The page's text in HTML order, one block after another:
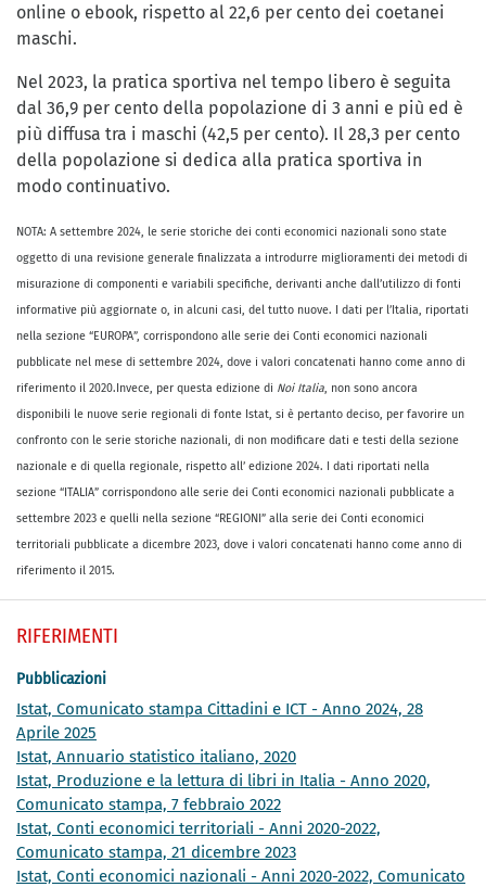
online o ebook, rispetto al 22,6 per cento dei coetanei
maschi.
Nel 2023, la pratica sportiva nel tempo libero è seguita
dal 36,9 per cento della popolazione di 3 anni e più ed è
più diffusa tra i maschi (42,5 per cento). Il 28,3 per cento
della popolazione si dedica alla pratica sportiva in
modo continuativo.
NOTA: A settembre 2024, le serie storiche dei conti economici nazionali sono state
oggetto di una revisione generale finalizzata a introdurre miglioramenti dei metodi di
misurazione di componenti e variabili specifiche, derivanti anche dall’utilizzo di fonti
informative più aggiornate o, in alcuni casi, del tutto nuove. I dati per l’Italia, riportati
nella sezione “EUROPA”, corrispondono alle serie dei Conti economici nazionali
pubblicate nel mese di settembre 2024, dove i valori concatenati hanno come anno di
riferimento il 2020.Invece, per questa edizione di Noi Italia, non sono ancora
disponibili le nuove serie regionali di fonte Istat, si è pertanto deciso, per favorire un
confronto con le serie storiche nazionali, di non modificare dati e testi della sezione
nazionale e di quella regionale, rispetto all’ edizione 2024. I dati riportati nella
sezione “ITALIA” corrispondono alle serie dei Conti economici nazionali pubblicate a
settembre 2023 e quelli nella sezione “REGIONI” alla serie dei Conti economici
territoriali pubblicate a dicembre 2023, dove i valori concatenati hanno come anno di
riferimento il 2015.
RIFERIMENTI
Pubblicazioni
Istat, Comunicato stampa Cittadini e ICT - Anno 2024, 28
Aprile 2025
Istat, Annuario statistico italiano, 2020
Istat, Produzione e la lettura di libri in Italia - Anno 2020,
Comunicato stampa, 7 febbraio 2022
Istat, Conti economici territoriali - Anni 2020-2022,
Comunicato stampa, 21 dicembre 2023
Istat, Conti economici nazionali - Anni 2020-2022, Comunicato